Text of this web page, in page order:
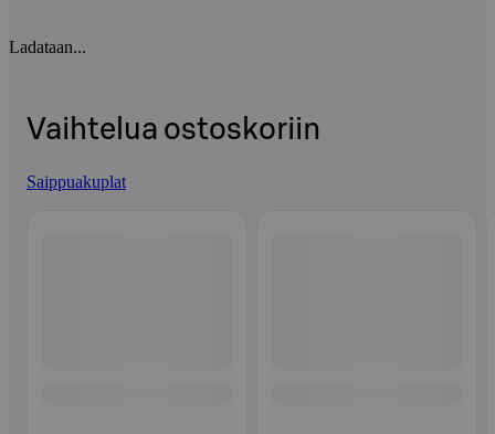
Ladataan...
Vaihtelua ostoskoriin
Saippuakuplat